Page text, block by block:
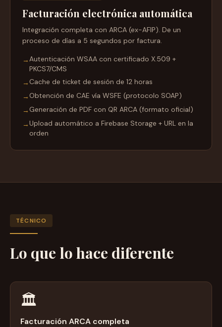
Facturación electrónica automática
Integración completa con ARCA (ex-AFIP). De un
proceso de días a 5 segundos por factura.
→Autenticación WSAA con certificado X.509 +
PKCS7/CMS
→ Cache de ticket de sesión de 12 horas
→ Obtención de CAE vía WSFE (protocolo SOAP)
→ Generación de PDF con QR ARCA (formato oficial)
→Upload automático a Firebase Storage + URL en la
orden
TÉCNICO
Lo que lo hace diferente
🏛️
Facturación ARCA completa